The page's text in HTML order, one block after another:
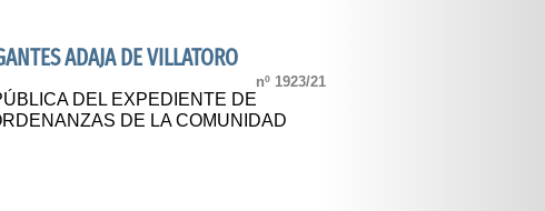
ADAJA DE VILLATORO
nº 1923/21
DEL EXPEDIENTE DE
DE LA COMUNIDAD